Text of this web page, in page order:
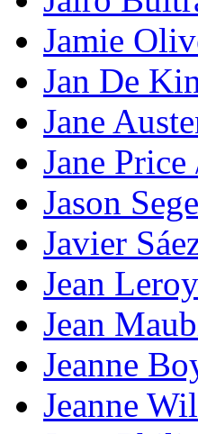
Jamie
Jan De
Jane
Jane
Jason
Javier
Jean
Jean
Jeanne
Jeanne